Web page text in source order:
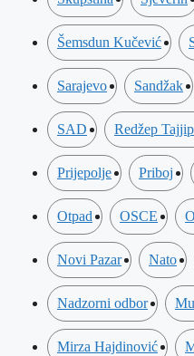
Šemsdun Kučević
Sarajevo Sandžak
SAD Redžep
Prijepolje Priboj
Otpad OSCE
Novi Pazar Nato
Nadzorni odbor
Mirza Hajdinović